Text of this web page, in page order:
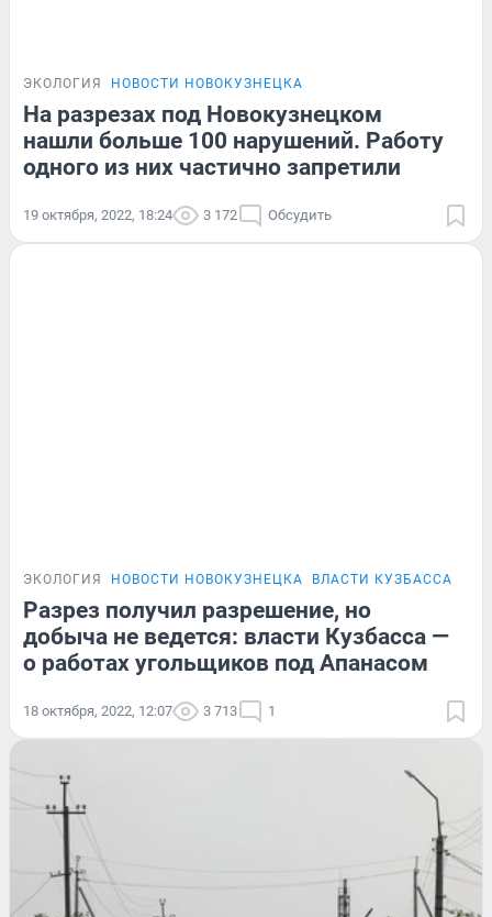
ЭКОЛОГИЯ НОВОСТИ НОВОКУЗНЕЦКА
На разрезах под Новокузнецком
нашли больше 100 нарушений. Работу
одного из них частично запретили
19 октября, 2022, 18:24 3 172 Обсудить
ЭКОЛОГИЯ НОВОСТИ НОВОКУЗНЕЦКА ВЛАСТИ КУЗБАССА
Разрез получил разрешение, но
добыча не ведется: власти Кузбасса —
о работах угольщиков под Апанасом
18 октября, 2022, 12:07 3 713 1